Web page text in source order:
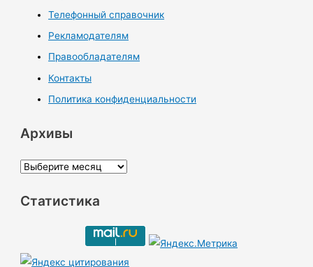
Телефонный справочник
Рекламодателям
Правообладателям
Контакты
Политика конфиденциальности
Архивы
А
х
ы
Статистика